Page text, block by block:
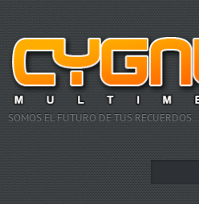
SOMOS EL FUTURO DE TUS RECUERDOS…